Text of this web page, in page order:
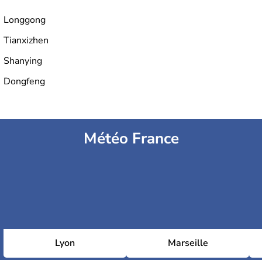
Longgong
Tianxizhen
Shanying
Dongfeng
Météo France
Lyon Marseille